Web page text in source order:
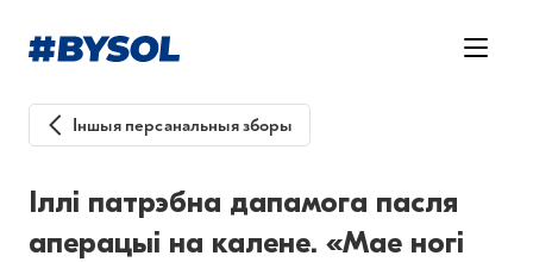
Іншыя персанальныя зборы
Іллі патрэбна дапамога пасля
аперацыі на калене. «Мае ногі